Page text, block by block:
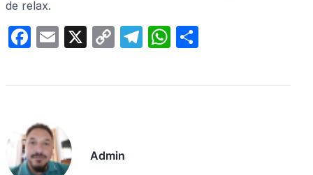
de relax.
F
c
b
o
E
ail
X
C
p
n
T
e
W
at m
Admin